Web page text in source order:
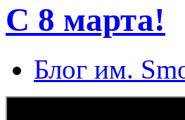
С 8 марта!
Блог им.